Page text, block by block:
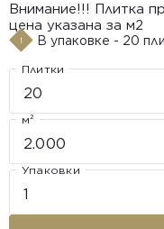
Внимание!!! Плитка
цена указана за м2
В упаковке - 20
Плитки
м²
Упаковки